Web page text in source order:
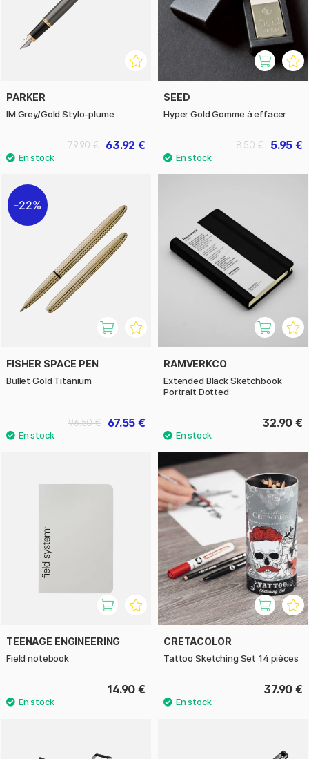
PARKER
IM Grey/Gold Stylo-plume
63.92 €
79.90 €
SEED
Hyper Gold Gomme à effacer
5.95 €
8.50 €
22%
FISHER SPACE PEN
Bullet Gold Titanium
67.55 €
96.50 €
RAMVERKCO
Extended Black Sketchbook
Portrait Dotted
32.90 €
TEENAGE ENGINEERING
Field notebook
14.90 €
CRETACOLOR
Tattoo Sketching Set 14 pièces
37.90 €